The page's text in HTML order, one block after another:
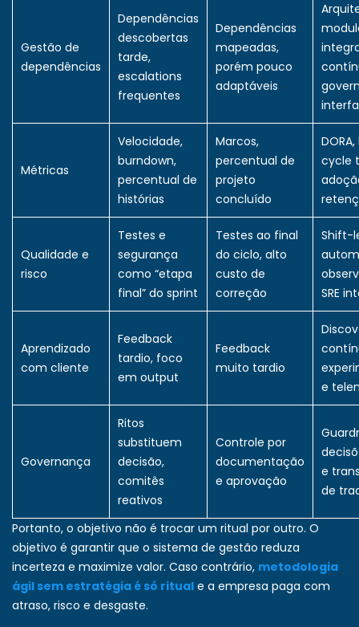
Gestão de
dependências
Dependências
descobertas
tarde,
escalations
frequentes
Dependências
mapeadas,
porém pouco
adaptáveis
Métricas
Velocidade,
burndown,
percentual de
histórias
Marcos,
percentual de
projeto
concluído
cycle
Qualidade e
risco
Testes e
segurança
como “etapa
final” do sprint
Testes ao final
do ciclo, alto
custo de
correção
Shift-
SRE
Aprendizado
com cliente
Feedback
tardio, foco
em output
Feedback
muito tardio
e
Governança
Ritos
substituem
decisão,
comitês
reativos
Controle por
documentação
e aprovação
e
de
Portanto, o objetivo não é trocar um ritual por outro. O
objetivo é garantir que o sistema de gestão reduza
incerteza e maximize valor. Caso contrário, metodologia
ágil sem estratégia é só ritual e a empresa paga com
atraso, risco e desgaste.